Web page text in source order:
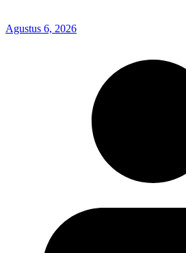
Agustus 6, 2026